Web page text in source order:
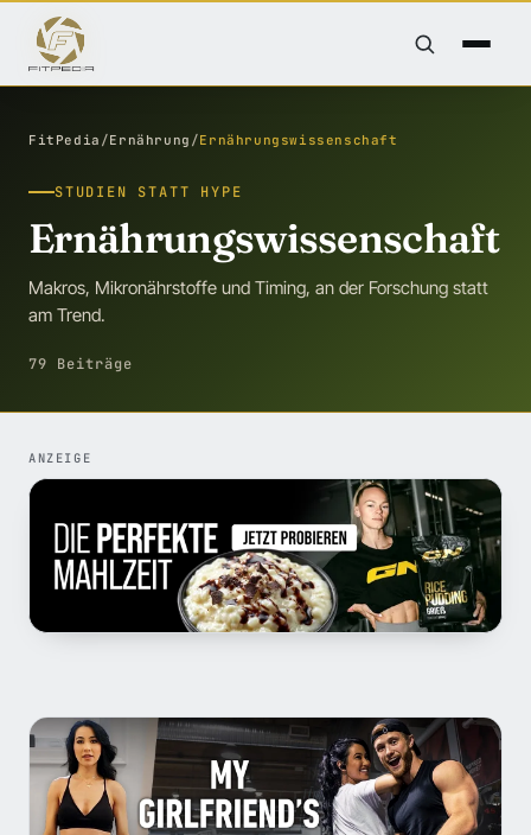
FitPedia /Ernährung /Ernährungswissenschaft
STUDIEN STATT HYPE
Ernährungswissenschaft
Makros, Mikronährstoffe und Timing, an der Forschung statt
am Trend.
79 Beiträge
ANZEIGE
Beiträge in